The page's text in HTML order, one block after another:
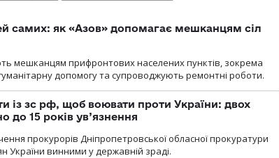
самих: як «Азов» допомагає мешканцям сіл
мешканцям прифронтових населених пунктів, зокрема
допомогу та супроводжують ремонтні роботи.
із зс рф, щоб воювати проти України: двох
до 15 років ув’язнення
прокурорів Дніпропетровської обласної прокуратури
України винними у державній зраді.